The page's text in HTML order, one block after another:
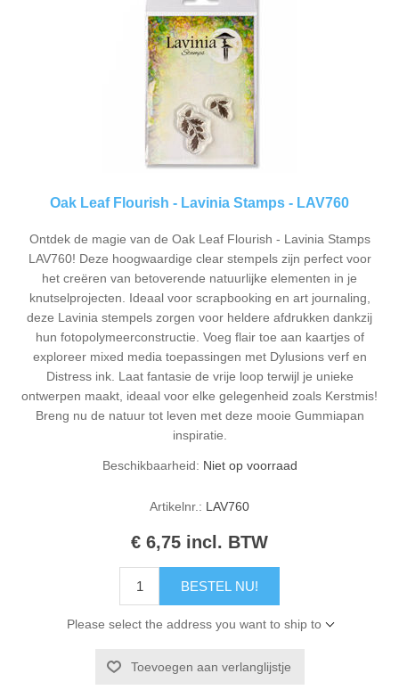
Oak Leaf Flourish - Lavinia Stamps - LAV760
Ontdek de magie van de Oak Leaf Flourish - Lavinia Stamps
LAV760! Deze hoogwaardige clear stempels zijn perfect voor
het creëren van betoverende natuurlijke elementen in je
knutselprojecten. Ideaal voor scrapbooking en art journaling,
deze Lavinia stempels zorgen voor heldere afdrukken dankzij
hun fotopolymeerconstructie. Voeg flair toe aan kaartjes of
exploreer mixed media toepassingen met Dylusions verf en
Distress ink. Laat fantasie de vrije loop terwijl je unieke
ontwerpen maakt, ideaal voor elke gelegenheid zoals Kerstmis!
Breng nu de natuur tot leven met deze mooie Gummiapan
inspiratie.
Beschikbaarheid: Niet op voorraad
Artikelnr.: LAV760
€ 6,75 incl. BTW
BESTEL NU!
Please select the address you want to ship to
Toevoegen aan verlanglijstje